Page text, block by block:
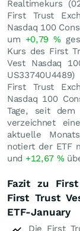
Realtimekurs
First Trust
Nasdaq 100
um +0,79%
Kurs des First
Vest Nasdaq
US33740U4489)
First Trust
Nasdaq 100
Tage, seit dem
verzeichnet
aktuelle
notiert der ETF
und +12,67 %
Fazit zu First
First Trust
ETF-January
Die First